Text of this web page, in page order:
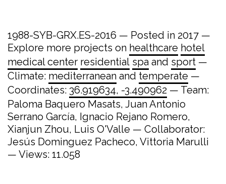
1988-SYB-GRX.ES-2016 — Posted in 2017 —
Explore more projects on healthcare hotel
medical center residential spa and sport —
Climate: mediterranean and temperate —
Coordinates: 36.919634, -3.490962 — Team:
Paloma Baquero Masats, Juan Antonio
Serrano García, Ignacio Rejano Romero,
Xianjun Zhou, Luis O'Valle — Collaborator:
Jesús Dominguez Pacheco, Vittoria Marulli
— Views: 11.058